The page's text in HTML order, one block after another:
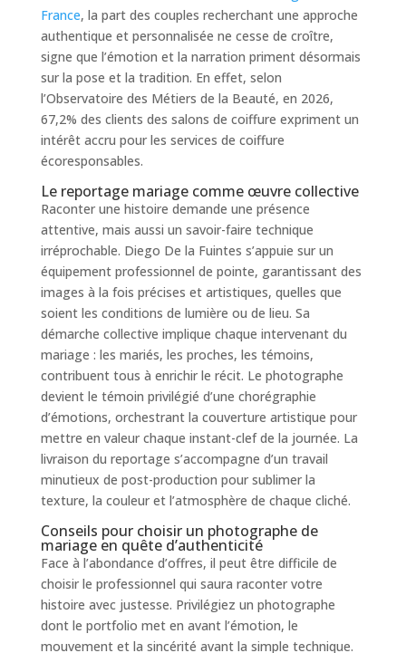
France, la part des couples recherchant une approche
authentique et personnalisée ne cesse de croître,
signe que l’émotion et la narration priment désormais
sur la pose et la tradition. En effet, selon
l’Observatoire des Métiers de la Beauté, en 2026,
67,2% des clients des salons de coiffure expriment un
intérêt accru pour les services de coiffure
écoresponsables.
Le reportage mariage comme œuvre collective
Raconter une histoire demande une présence
attentive, mais aussi un savoir-faire technique
irréprochable. Diego De la Fuintes s’appuie sur un
équipement professionnel de pointe, garantissant des
images à la fois précises et artistiques, quelles que
soient les conditions de lumière ou de lieu. Sa
démarche collective implique chaque intervenant du
mariage : les mariés, les proches, les témoins,
contribuent tous à enrichir le récit. Le photographe
devient le témoin privilégié d’une chorégraphie
d’émotions, orchestrant la couverture artistique pour
mettre en valeur chaque instant-clef de la journée. La
livraison du reportage s’accompagne d’un travail
minutieux de post-production pour sublimer la
texture, la couleur et l’atmosphère de chaque cliché.
Conseils pour choisir un photographe de
mariage en quête d’authenticité
Face à l’abondance d’offres, il peut être difficile de
choisir le professionnel qui saura raconter votre
histoire avec justesse. Privilégiez un photographe
dont le portfolio met en avant l’émotion, le
mouvement et la sincérité avant la simple technique.